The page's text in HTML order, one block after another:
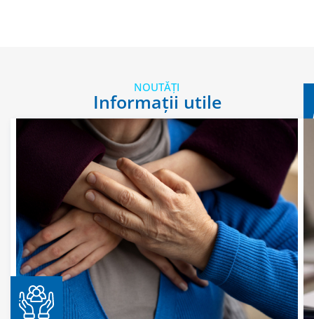
NOUTĂȚI
Informații utile